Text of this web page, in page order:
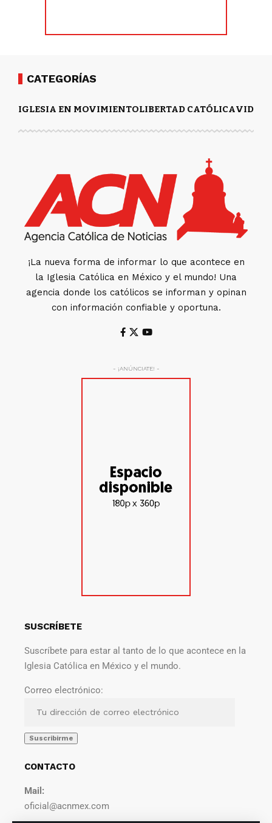
CATEGORÍAS
IGLESIA EN MOVIMIENTOLIBERTAD CATÓLICAVIDA
¡La nueva forma de informar lo que acontece en
la Iglesia Católica en México y el mundo! Una
agencia donde los católicos se informan y opinan
con información confiable y oportuna.
- ¡ANÚNCIATE! -
SUSCRÍBETE
Suscríbete para estar al tanto de lo que acontece en la
Iglesia Católica en México y el mundo.
Correo electrónico:
CONTACTO
Mail:
oficial@acnmex.com